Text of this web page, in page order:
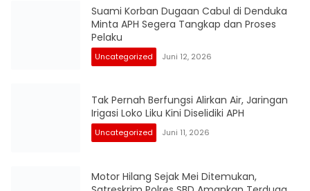
Suami Korban Dugaan Cabul di Denduka
Minta APH Segera Tangkap dan Proses
Pelaku
Uncategorized Juni 12, 2026
Tak Pernah Berfungsi Alirkan Air, Jaringan
Irigasi Loko Liku Kini Diselidiki APH
Uncategorized Juni 11, 2026
Motor Hilang Sejak Mei Ditemukan,